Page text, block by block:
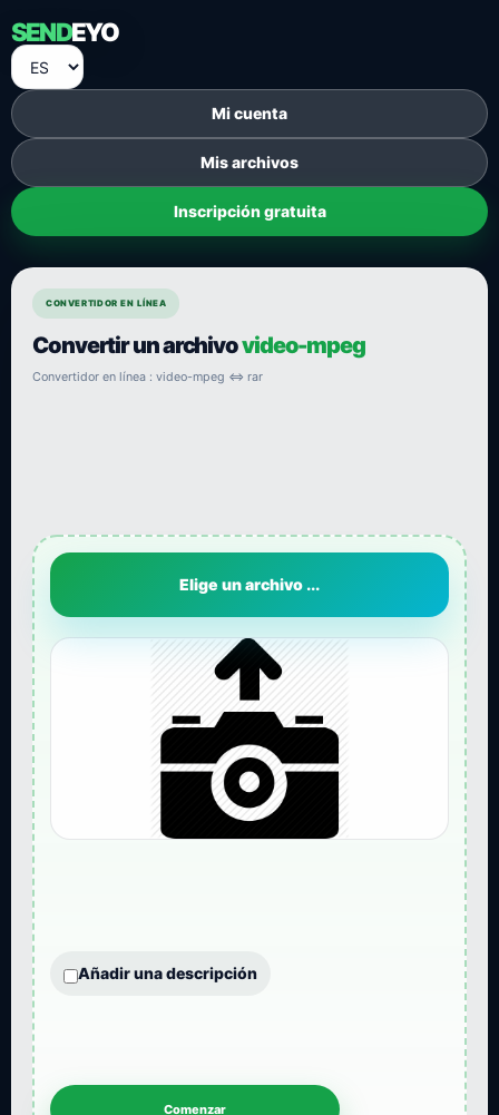
SENDEYO
Mi cuenta
Mis archivos
Inscripción gratuita
CONVERTIDOR EN LÍNEA
Convertir un archivovideo-mpeg
Convertidor en línea : video-mpeg ⇔ rar
Elige un archivo ...
Añadir una descripción